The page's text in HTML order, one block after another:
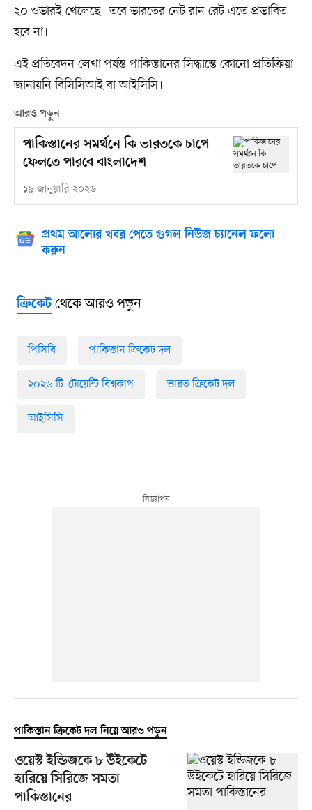
২০ ওভারই খেলেছে। তবে ভারতের নেট রান রেট এতে প্রভাবিত
হবে না।
এই প্রতিবেদন লেখা পর্যন্ত পাকিস্তানের সিদ্ধান্তে কোনো প্রতিক্রিয়া
জানায়নি বিসিসিআই বা আইসিসি।
আরও পড়ুন
পাকিস্তানের সমর্থনে কি ভারতকে চাপে
ফেলতে পারবে বাংলাদেশ
১৯ জানুয়ারি ২০২৬
প্রথম আলোর খবর পেতে গুগল নিউজ চ্যানেল ফলো
করুন
ক্রিকেটথেকে আরও পড়ুন
পিসিবি পাকিস্তান ক্রিকেট দল
২০২৬ টি–টোয়েন্টি বিশ্বকাপ ভারত ক্রিকেট দল
আইসিসি
পাকিস্তান ক্রিকেট দল নিয়ে আরও পড়ুন
ওয়েস্ট ইন্ডিজকে ৮ উইকেটে
হারিয়ে সিরিজে সমতা
পাকিস্তানের